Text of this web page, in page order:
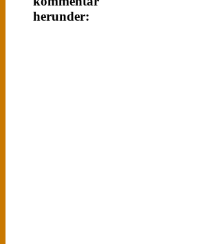
herunder: